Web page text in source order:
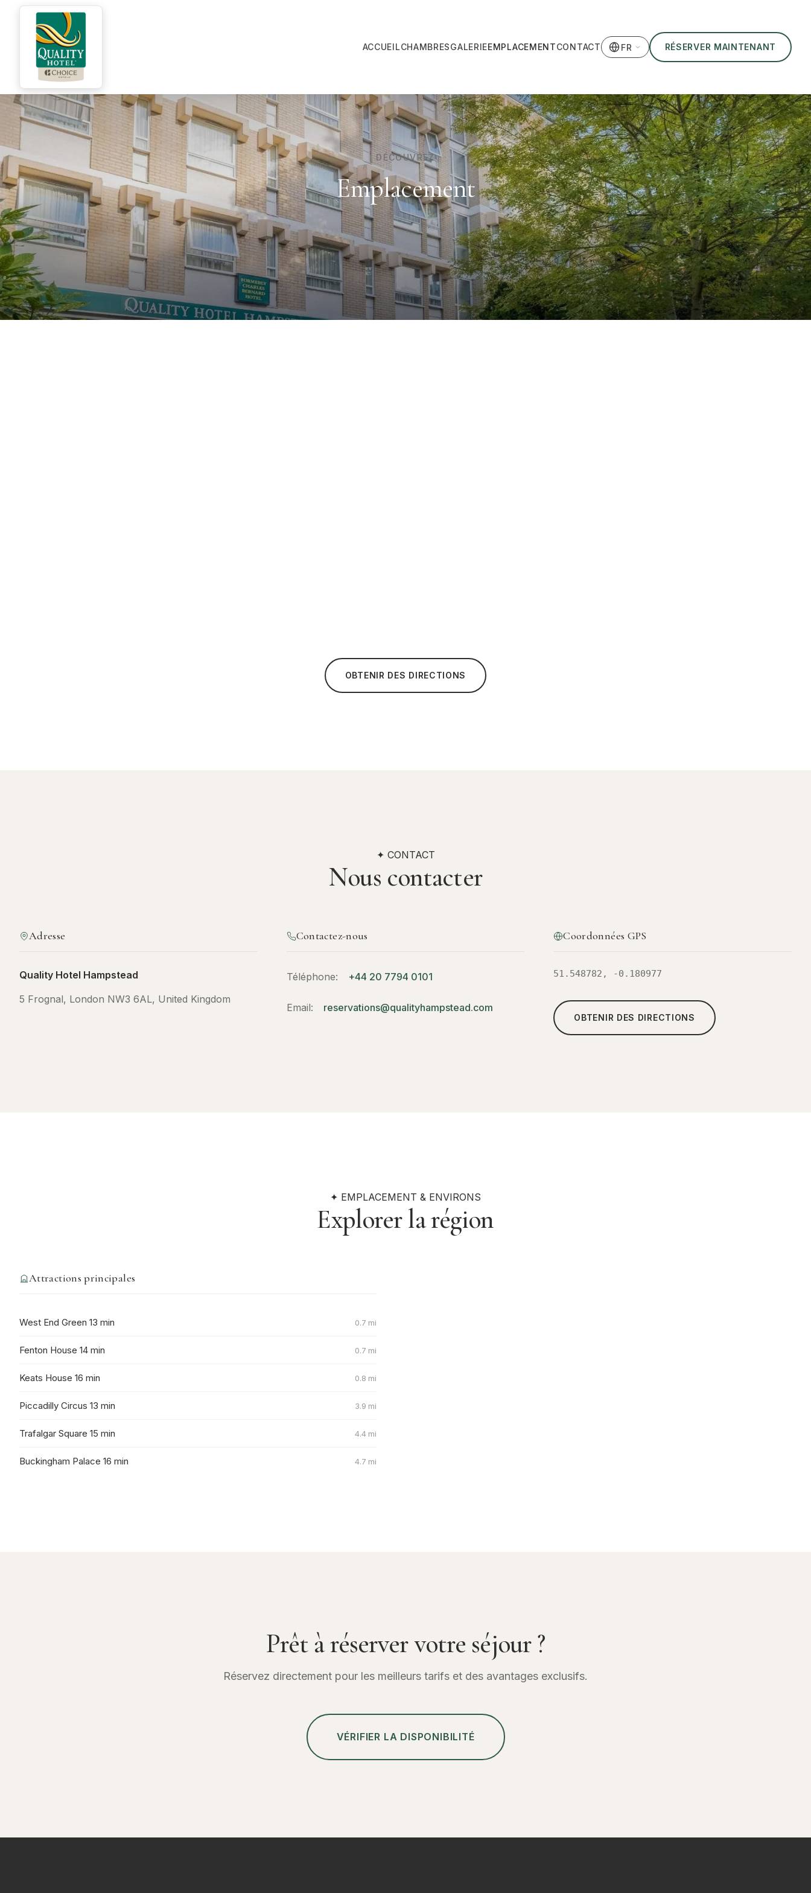
ACCUEILCHAMBRESGALERIEEMPLACEMENTCONTACT FR RÉSERVER MAINTENANT
DÉCOUVREZ
Emplacement
OBTENIR DES DIRECTIONS
✦ CONTACT
Nous contacter
Adresse
Quality Hotel Hampstead
5 Frognal, London NW3 6AL, United Kingdom
Contactez-nous
Téléphone: +44 20 7794 0101
Email: reservations@qualityhampstead.com
Coordonnées GPS
51.548782, -0.180977
OBTENIR DES DIRECTIONS
✦ EMPLACEMENT & ENVIRONS
Explorer la région
Attractions principales
West End Green 13 min 0.7 mi
Fenton House 14 min 0.7 mi
Keats House 16 min 0.8 mi
Piccadilly Circus 13 min 3.9 mi
Trafalgar Square 15 min 4.4 mi
Buckingham Palace 16 min 4.7 mi
Prêt à réserver votre séjour ?
Réservez directement pour les meilleurs tarifs et des avantages exclusifs.
VÉRIFIER LA DISPONIBILITÉ